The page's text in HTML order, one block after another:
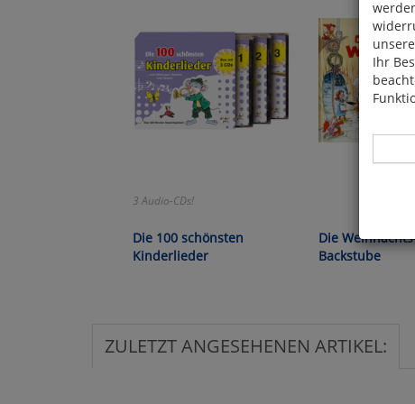
3 Audio-CDs!
Die 100 schönsten
Kinderlieder
Die
Backstube
ZULETZT ANGESEHENEN ARTIKEL:
Ihr